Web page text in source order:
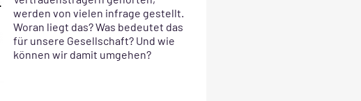
werden von vielen infrage gestellt.
Woran liegt das? Was bedeutet das
für unsere Gesellschaft? Und wie
können wir damit umgehen?